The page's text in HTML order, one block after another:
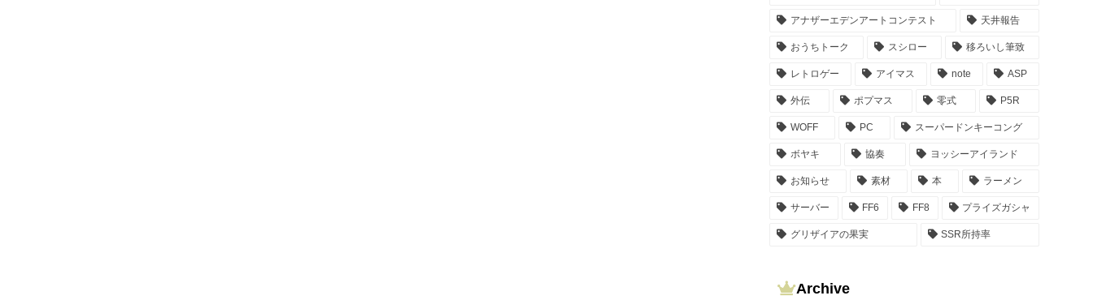
アナザーエデンアートコンテスト 天井報告
おうちトーク スシロー 移ろいし筆致
レトロゲー アイマス note ASP
外伝 ポプマス 零式 P5R
WOFF PC スーパードンキーコング
ボヤキ 協奏 ヨッシーアイランド
お知らせ 素材 本 ラーメン
サーバー FF6 FF8 プライズガシャ
グリザイアの果実 SSR所持率
Archive